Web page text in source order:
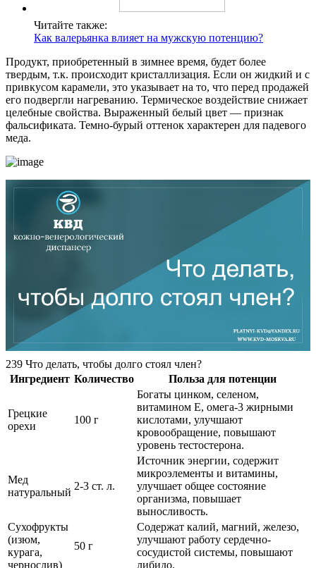
Читайте также:
Как валерьянка влияет на мужскую потенцию?
Продукт, приобретенный в зимнее время, будет более
твердым, т.к. происходит кристаллизация. Если он жидкий и с
привкусом карамели, это указывает на то, что перед продажей
его подвергли нагреванию. Термическое воздействие снижает
целебные свойства. Выраженный белый цвет — признак
фальсификата. Темно-бурый оттенок характерен для падевого
меда.
239 Что делать, чтобы долго стоял член?
Ингредиент Количество Польза для потенции
Грецкие
орехи
100 г
Богаты цинком, селеном,
витамином Е, омега-3 жирными
кислотами, улучшают
кровообращение, повышают
уровень тестостерона.
Мед
натуральный
2-3 ст. л.
Источник энергии, содержит
микроэлементы и витамины,
улучшает общее состояние
организма, повышает
выносливость.
Сухофрукты
(изюм,
курага,
чернослив)
50 г
Содержат калий, магний, железо,
улучшают работу сердечно-
сосудистой системы, повышают
либидо.